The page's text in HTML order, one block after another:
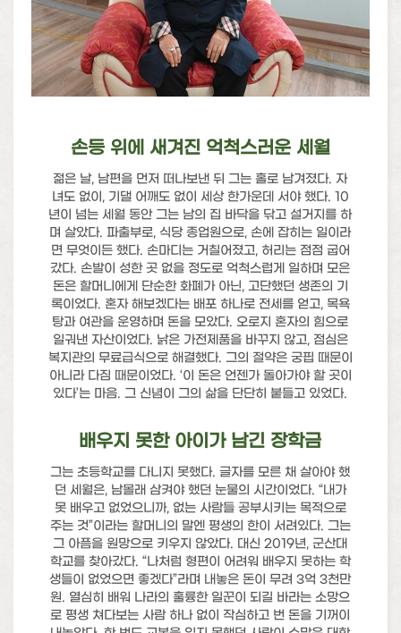
손등 위에 새겨진 억척스러운 세월
젊은 날, 남편을 먼저 떠나보낸 뒤 그는 홀로 남겨졌다. 자
녀도 없이, 기댈 어깨도 없이 세상 한가운데 서야 했다. 10
년이 넘는 세월 동안 그는 남의 집 바닥을 닦고 설거지를 하
며 살았다. 파출부로, 식당 종업원으로, 손에 잡히는 일이라
면 무엇이든 했다. 손마디는 거칠어졌고, 허리는 점점 굽어
갔다. 손발이 성한 곳 없을 정도로 억척스럽게 일하며 모은
돈은 할머니에게 단순한 화폐가 아닌, 고단했던 생존의 기
록이었다. 혼자 해보겠다는 배포 하나로 전세를 얻고, 목욕
탕과 여관을 운영하며 돈을 모았다. 오로지 혼자의 힘으로
일궈낸 자산이었다. 낡은 가전제품을 바꾸지 않고, 점심은
복지관의 무료급식으로 해결했다. 그의 절약은 궁핍 때문이
아니라 다짐 때문이었다. ‘이 돈은 언젠가 돌아가야 할 곳이
있다’는 마음. 그 신념이 그의 삶을 단단히 붙들고 있었다.
배우지 못한 아이가 남긴 장학금
그는 초등학교를 다니지 못했다. 글자를 모른 채 살아야 했
던 세월은, 남몰래 삼켜야 했던 눈물의 시간이었다. “내가
못 배우고 없었으니까, 없는 사람들 공부시키는 목적으로
주는 것”이라는 할머니의 말엔 평생의 한이 서려있다. 그는
그 아픔을 원망으로 키우지 않았다. 대신 2019년, 군산대
학교를 찾아갔다. “나처럼 형편이 어려워 배우지 못하는 학
생들이 없었으면 좋겠다”라며 내놓은 돈이 무려 3억 3천만
원. 열심히 배워 나라의 훌륭한 일꾼이 되길 바라는 소망으
로 평생 쳐다보는 사람 하나 없이 작심하고 번 돈을 기꺼이